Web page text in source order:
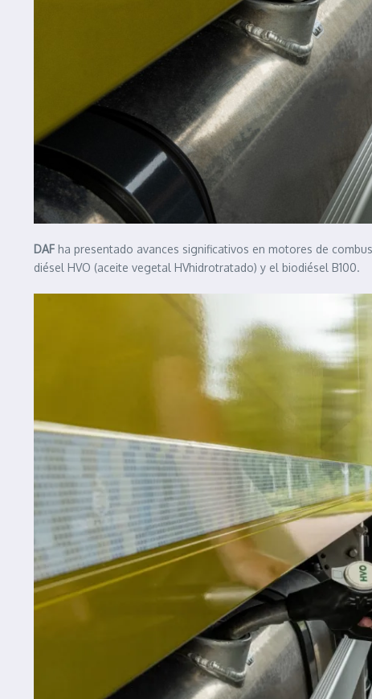
DAF ha presentado avances significativos en motores de
diésel HVO (aceite vegetal HVhidrotratado) y el biodiésel B100.